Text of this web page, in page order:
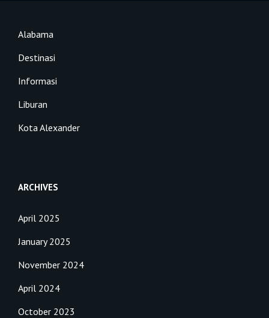
Alabama
Destinasi
Informasi
Liburan
Kota Alexander
ARCHIVES
April 2025
January 2025
November 2024
April 2024
October 2023